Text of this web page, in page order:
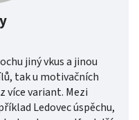
jiný vkus a jinou
tak u motivačních
více variant. Mezi
Ledovec úspěchu,